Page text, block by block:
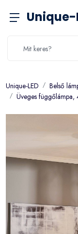
Unique-
Unique-LED Belső
Üveges függőlámpa,